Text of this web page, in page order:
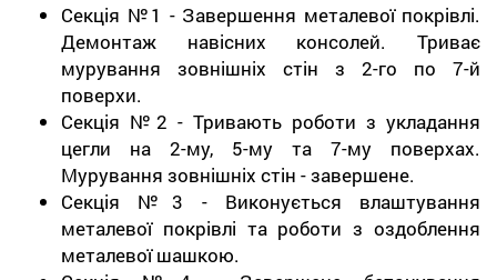
Секція №1 - Завершення металевої покрівлі.
Демонтаж навісних консолей. Триває
мурування зовнішніх стін з 2-го по 7-й
поверхи.
Секція №2 - Тривають роботи з укладання
цегли на 2-му, 5-му та 7-му поверхах.
Мурування зовнішніх стін - завершене.
Секція №3 - Виконується влаштування
металевої покрівлі та роботи з оздоблення
металевої шашкою.